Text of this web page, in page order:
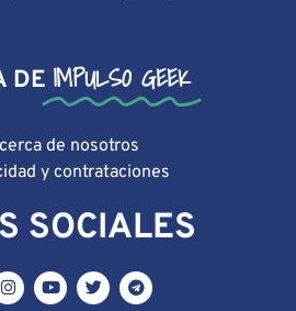
DE IMPULSO GEEK
de nosotros
y contrataciones
SOCIALES